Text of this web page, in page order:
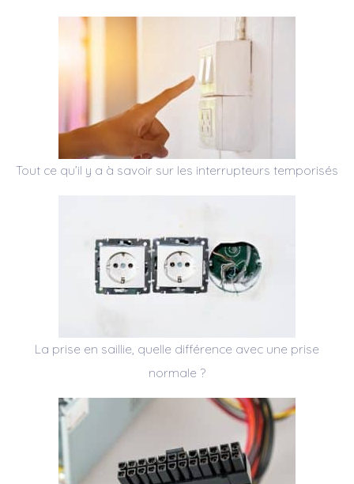
Tout ce qu’il y a à savoir sur les interrupteurs temporisés
La prise en saillie, quelle différence avec une prise
normale ?